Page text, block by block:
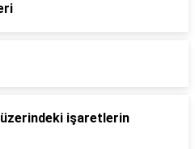
işaretlerin